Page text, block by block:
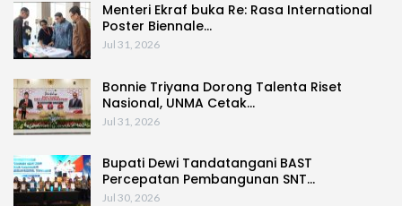
Menteri Ekraf buka Re: Rasa International
Poster Biennale…
Jul 31, 2026
Bonnie Triyana Dorong Talenta Riset
Nasional, UNMA Cetak…
Jul 31, 2026
Bupati Dewi Tandatangani BAST
Percepatan Pembangunan SNT…
Jul 30, 2026